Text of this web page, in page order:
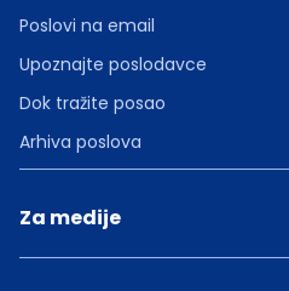
Poslovi na email
Upoznajte poslodavce
Dok tražite posao
Arhiva poslova
Za medije